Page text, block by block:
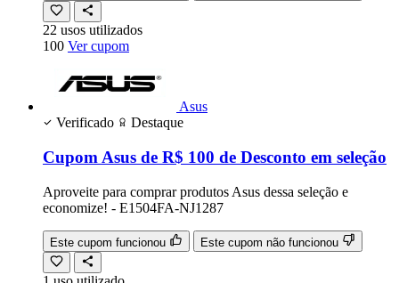
22 usos utilizados
100 Ver cupom
Asus
Verificado
Destaque
Cupom Asus de R$ 100 de Desconto em seleção
Aproveite para comprar produtos Asus dessa seleção e
economize! - E1504FA-NJ1287
Este cupom funcionou Este cupom não funcionou